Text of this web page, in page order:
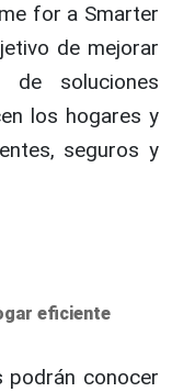
for a Smarter
de mejorar
soluciones
los hogares y
seguros y
eficiente
podrán conocer